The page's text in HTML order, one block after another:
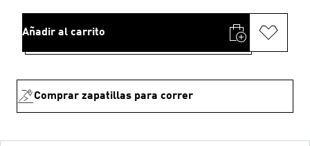
Añadir al carrito
Comprar zapatillas para correr